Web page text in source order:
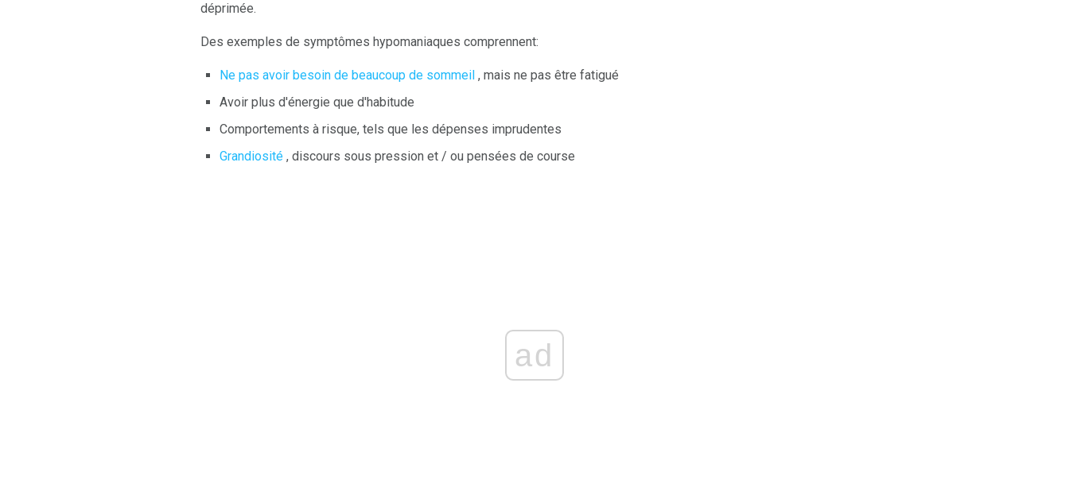
déprimée.
Des exemples de symptômes hypomaniaques comprennent:
Ne pas avoir besoin de beaucoup de sommeil , mais ne pas être fatigué
Avoir plus d'énergie que d'habitude
Comportements à risque, tels que les dépenses imprudentes
Grandiosité , discours sous pression et / ou pensées de course
ad